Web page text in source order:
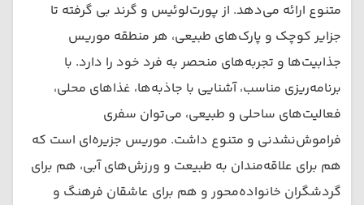
متنوع ارائه می‌دهد. از پورت‌لوئیس و گرند بی گرفته تا
جزایر کوچک و پارک‌های طبیعی، هر منطقه موریس
جذابیت‌ها و تجربه‌های منحصر به فرد خود را دارد. با
برنامه‌ریزی مناسب، آشنایی با جاذبه‌ها، غذاهای محلی،
فعالیت‌های ساحلی و طبیعی، می‌توان سفری
فراموش‌نشدنی و متنوع داشت. موریس جزیره‌ای است که
هم برای علاقه‌مندان به طبیعت و ورزش‌های آبی، هم برای
گردشگران خانواده‌محور و هم برای عاشقان فرهنگ و